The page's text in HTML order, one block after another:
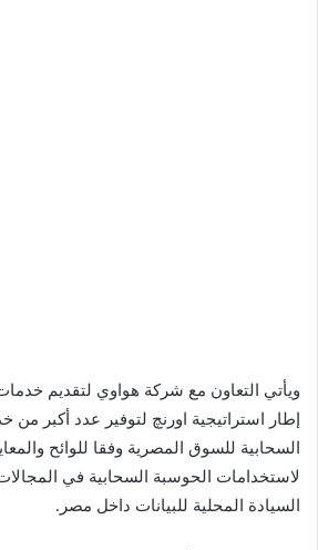
إطار استراتيجية اورنچ لتوفير عدد أكبر
السحابية للسوق المصرية وفقا للوائح
لاستخدامات الحوسبة السحابية في
السيادة المحلية للبيانات داخل مصر.